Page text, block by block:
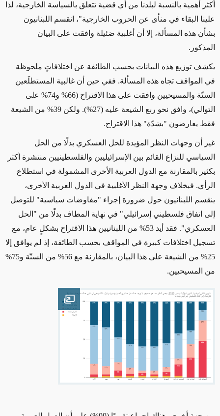
أكثر أهمية بالنسبة لبلدنا من أي قضية تتعلق بالسياسة الخارجية، لذا
علينا البقاء في منأى عن الحروب الخارجية"، انقسم اللبنانيون
بشأن هذه المسألة، إلا أن أغلبية ضئيلة وافقت على البيان
المذكور.
يكشف توزيع هذه البيانات بحسب الطائفة عن اختلافاتٍ ملحوظة
في المواقف تجاه هذه المسألة. ففي حين أن غالبية المستطلَعين
السنّة والمسيحيين وافقت على هذا الاقتراح (66% و74% على
التوالي)، وافق نحو ربع الشيعة عليه (27%). ولكن 39% من الشيعة
فقط يعارضون "بشدّة" هذا الاقتراح.
غير أن وجهات النظر المؤيدة للحل العسكري بدلًا من الحل
السياسي للنزاع القائم بين الإسرائيليين والفلسطينيين منتشرة أكثر
بكثير بالمقارنة مع الدول العربية الأخرى المشمولة في استطلاع
الرأي. فبخلاف وجهة النظر الأغلبية في الدول العربية الأخرى،
ينقسم اللبنانيون حول ضرورة إجراء "مفاوضات سياسية" للتوصل
إلى اتفاق فلسطيني إسرائيلي" في نهاية المطاف بدلًا من "الحل
العسكري". فقد أيد 53% من اللبنانيين هذا الاقتراح بشكلٍ عام، مع
تسجيل اختلافات كبيرة في المواقف بحسب الطائفة، إذ لم يوافق إلا
25% من الشيعة على هذا البيان، بالمقارنة مع 56% من السنّة و75%
من المسيحيين.
Open image